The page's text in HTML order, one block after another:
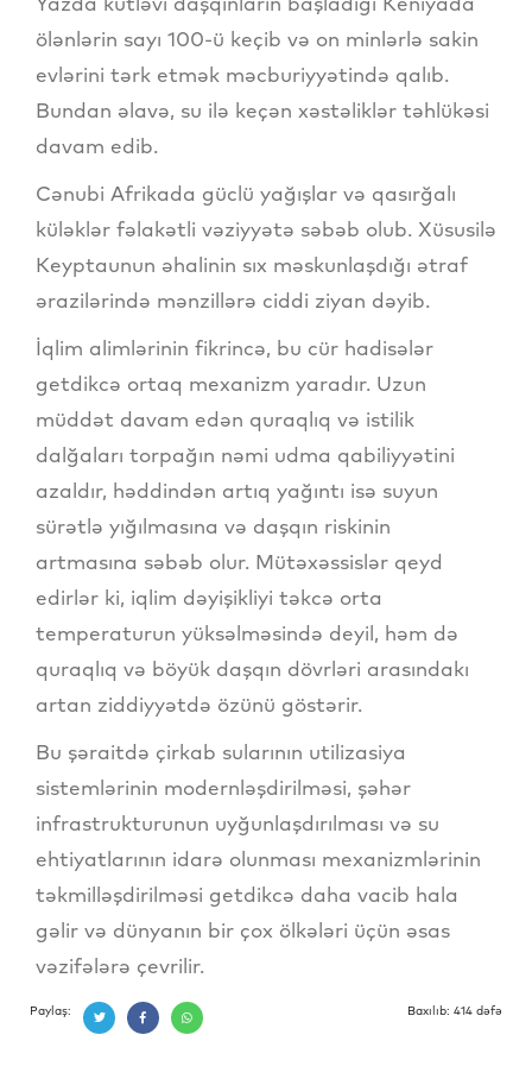
ölənlərin sayı 100-ü keçib və on minlərlə sakin
evlərini tərk etmək məcburiyyətində qalıb.
Bundan əlavə, su ilə keçən xəstəliklər təhlükəsi
davam edib.
Cənubi Afrikada güclü yağışlar və qasırğalı
küləklər fəlakətli vəziyyətə səbəb olub. Xüsusilə
Keyptaunun əhalinin sıx məskunlaşdığı ətraf
ərazilərində mənzillərə ciddi ziyan dəyib.
İqlim alimlərinin fikrincə, bu cür hadisələr
getdikcə ortaq mexanizm yaradır. Uzun
müddət davam edən quraqlıq və istilik
dalğaları torpağın nəmi udma qabiliyyətini
azaldır, həddindən artıq yağıntı isə suyun
sürətlə yığılmasına və daşqın riskinin
artmasına səbəb olur. Mütəxəssislər qeyd
edirlər ki, iqlim dəyişikliyi təkcə orta
temperaturun yüksəlməsində deyil, həm də
quraqlıq və böyük daşqın dövrləri arasındakı
artan ziddiyyətdə özünü göstərir.
Bu şəraitdə çirkab sularının utilizasiya
sistemlərinin modernləşdirilməsi, şəhər
infrastrukturunun uyğunlaşdırılması və su
ehtiyatlarının idarə olunması mexanizmlərinin
təkmilləşdirilməsi getdikcə daha vacib hala
gəlir və dünyanın bir çox ölkələri üçün əsas
vəzifələrə çevrilir.
Paylaş: Baxılıb: 414 dəfə